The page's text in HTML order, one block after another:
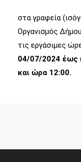
στα γραφεία
Οργανισμός
τις εργάσιμες
04/07/2024 έως
και ώρα 12:00.